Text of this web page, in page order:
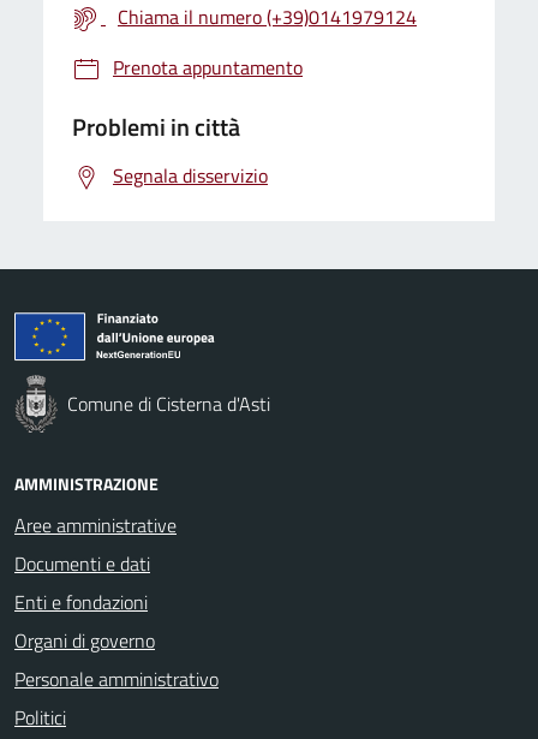
Chiama il numero (+39)0141979124
Prenota appuntamento
Problemi in città
Segnala disservizio
Comune di Cisterna d'Asti
AMMINISTRAZIONE
Aree amministrative
Documenti e dati
Enti e fondazioni
Organi di governo
Personale amministrativo
Politici